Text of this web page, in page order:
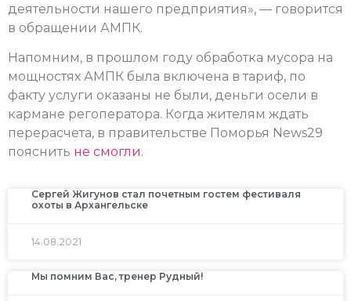
деятельности нашего предприятия», — говорится
в обращении АМПК.
Напомним, в прошлом году обработка мусора на
мощностях АМПК была включена в тариф, по
факту услуги оказаны не были, деньги осели в
кармане регоператора. Когда жителям ждать
перерасчета, в правительстве Поморья News29
пояснить не смогли.
Сергей Жигунов стал почетным гостем фестиваля
охоты в Архангельске
14.08.2021
Мы помним Вас, тренер Рудный!